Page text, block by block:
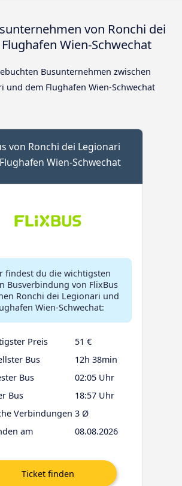
von Ronchi dei
Wien-Schwechat
Busunternehmen zwischen
und dem Flughafen Wien-Schwechat
von Ronchi dei Legionari
Wien-Schwechat
findest du die wichtigsten
Busverbindung von FlixBus
Ronchi dei Legionari und
Wien-Schwechat:
Preis
51 €
Bus
12h 38min
Bus
02:05 Uhr
Bus
18:57 Uhr
Verbindungen 3 Ø
am
08.08.2026